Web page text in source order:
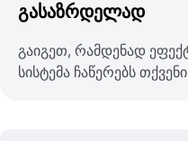
გასაზრდელად
გაიგეთ, რამდენად
სისტემა ჩაწერებს